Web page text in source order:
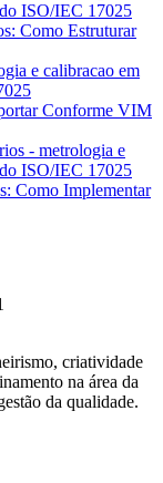
Como Estruturar
Conforme VIM
Como Implementar
criatividade
na área da
da qualidade.